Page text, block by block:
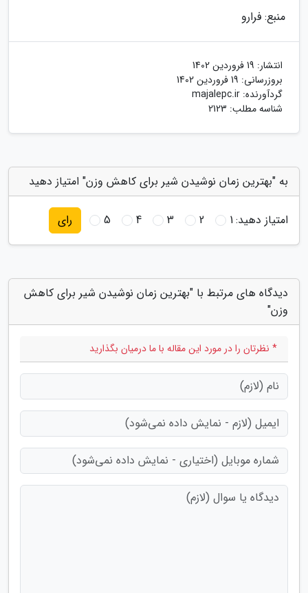
منبع: فرارو
انتشار: 19 فروردین 1402
بروزرسانی: 19 فروردین 1402
گردآورنده: majalepc.ir
شناسه مطلب: 2123
به "بهترین زمان نوشیدن شیر برای کاهش وزن" امتیاز دهید
امتیاز دهید:1
2
3
4
5 رای
دیدگاه های مرتبط با "بهترین زمان نوشیدن شیر برای کاهش
وزن"
* نظرتان را در مورد این مقاله با ما درمیان بگذارید